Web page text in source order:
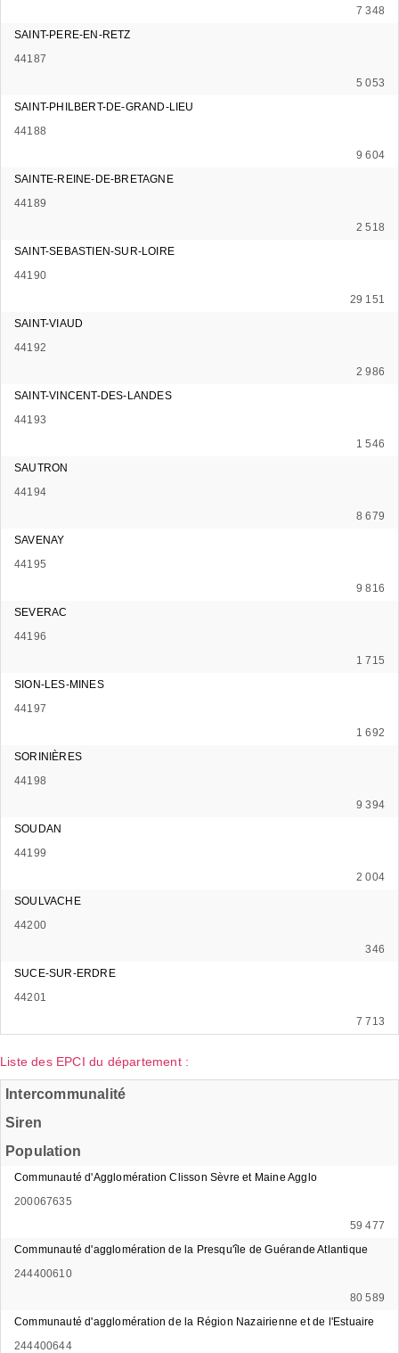
7 348
SAINT-PERE-EN-RETZ
44187
5 053
SAINT-PHILBERT-DE-GRAND-LIEU
44188
9 604
SAINTE-REINE-DE-BRETAGNE
44189
2 518
SAINT-SEBASTIEN-SUR-LOIRE
44190
29 151
SAINT-VIAUD
44192
2 986
SAINT-VINCENT-DES-LANDES
44193
1 546
SAUTRON
44194
8 679
SAVENAY
44195
9 816
SEVERAC
44196
1 715
SION-LES-MINES
44197
1 692
SORINIÈRES
44198
9 394
SOUDAN
44199
2 004
SOULVACHE
44200
346
SUCE-SUR-ERDRE
44201
7 713
Liste des EPCI du département :
Intercommunalité
Siren
Population
Communauté d'Agglomération Clisson Sèvre et Maine Agglo
200067635
59 477
Communauté d'agglomération de la Presqu'île de Guérande Atlantique
244400610
80 589
Communauté d'agglomération de la Région Nazairienne et de l'Estuaire
244400644